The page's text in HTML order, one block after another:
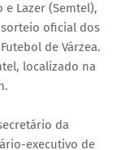
Lazer (Semtel),
oficial dos
de Várzea.
localizado na
da
executivo de